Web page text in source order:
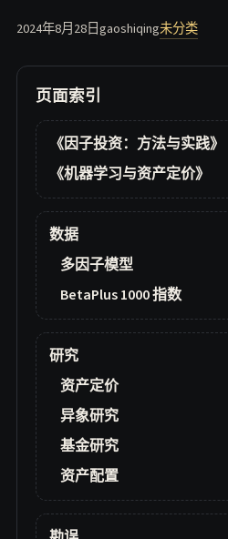
2024年8月28日gaoshiqing未分类
页面索引
《因子投资：方法与实践》
《机器学习与资产定价》
数据
多因子模型
BetaPlus 1000 指数
研究
资产定价
异象研究
基金研究
资产配置